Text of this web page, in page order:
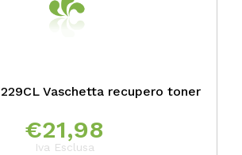
Vaschetta recupero toner
€21,98
Iva Esclusa